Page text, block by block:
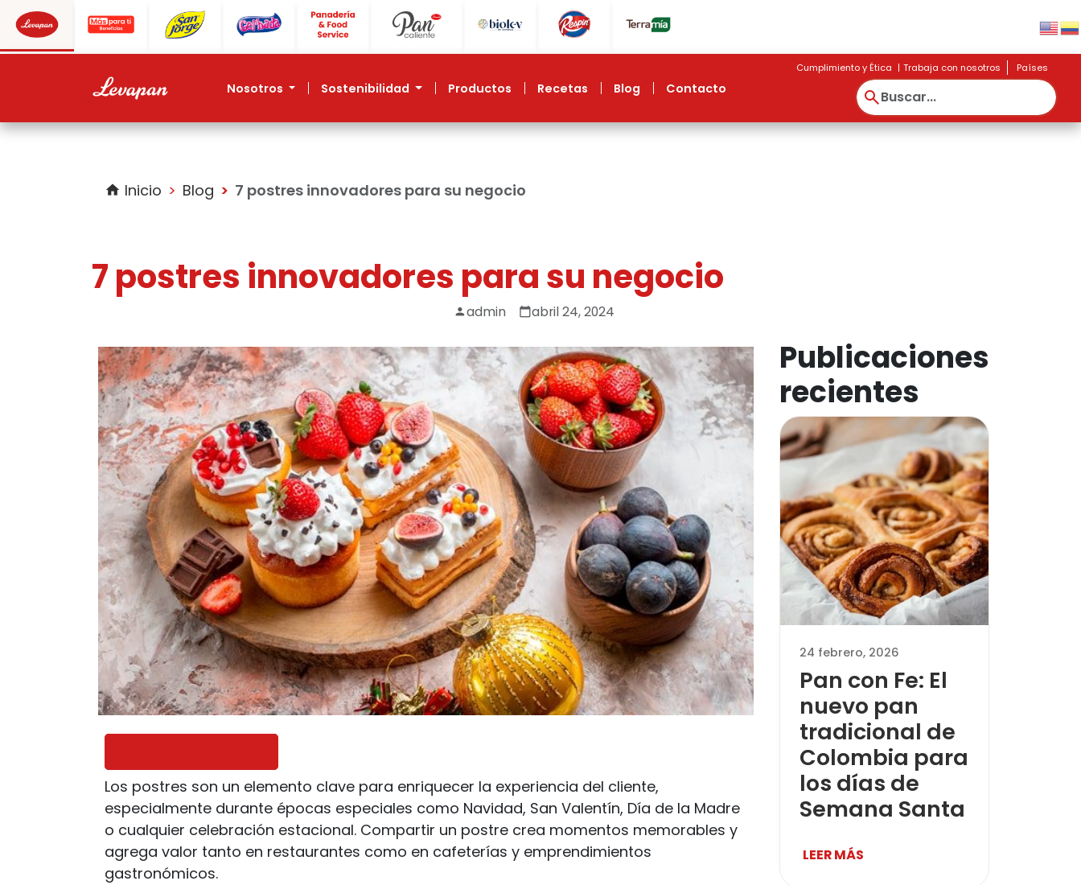
nosotros sostenibilidad productos recetas blog contacto
Cumplimiento y Ética Trabaja con nosotros Países
home Inicio Blog 7 postres innovadores para su negocio
7 postres innovadores para su negocio
personadmin calendar_todayabril 24, 2024
Los postres son un elemento clave para enriquecer la experiencia del cliente,
especialmente durante épocas especiales como Navidad, San Valentín, Día de la Madre
o cualquier celebración estacional. Compartir un postre crea momentos memorables y
agrega valor tanto en restaurantes como en cafeterías y emprendimientos
gastronómicos.
Publicaciones
recientes
24 febrero, 2026
Pan con Fe: El
nuevo pan
tradicional de
Colombia para
los días de
Semana Santa
LEER MÁS